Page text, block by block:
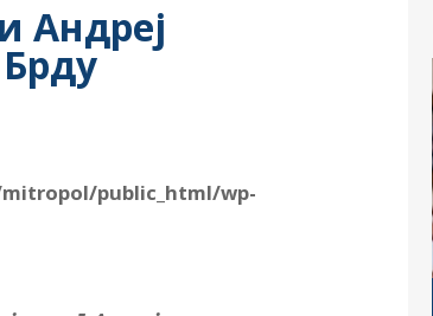
Андреј
public_html/wp-